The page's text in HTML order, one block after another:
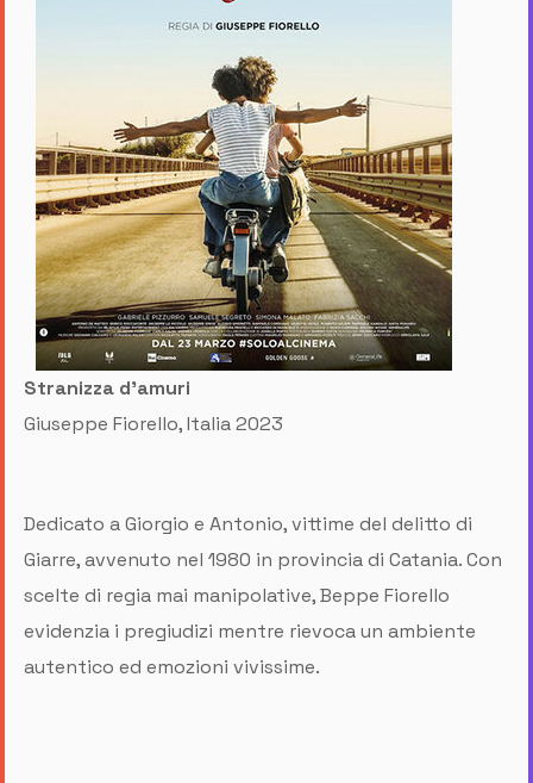
Stranizza d'amuri
Giuseppe Fiorello, Italia 2023
Dedicato a Giorgio e Antonio, vittime del delitto di
Giarre, avvenuto nel 1980 in provincia di Catania. Con
scelte di regia mai manipolative, Beppe Fiorello
evidenzia i pregiudizi mentre rievoca un ambiente
autentico ed emozioni vivissime.